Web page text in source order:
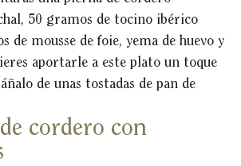
50 gramos de tocino ibérico
de mousse de foie, yema de huevo y
aportarle a este plato un toque
de unas tostadas de pan de
cordero con